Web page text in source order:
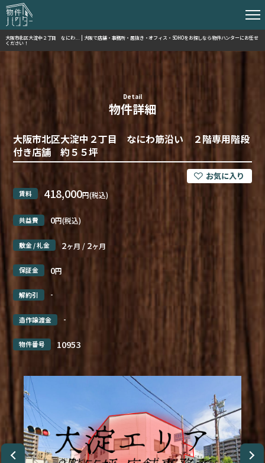
大阪市北区大淀中２丁目 なにわ... | 大阪で店舗・事務所・居抜き・オフィス・SOHOをお探しなら物件ハンターにお任せ
ください！
Detail
物件詳細
大阪市北区大淀中２丁目 なにわ筋沿い ２階専用階段
付き店舗 約５５坪
賃料 418,000円(税込)
共益費 0円(税込)
敷金 / 礼金 2ヶ月 / 2ヶ月
保証金 0円
解約引 -
造作譲渡金 -
物件番号 10953